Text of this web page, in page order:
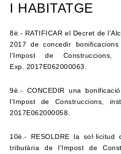
I HABITATGE
8è.- RATIFICAR el Decret de
2017 de concedir
l’Impost de Construccions,
Exp. 2017E062000063.
9è.- CONCEDIR una
l’Impost de Construccions,
2017E062000058.
10è.- RESOLDRE la
tributària de l’Impost de